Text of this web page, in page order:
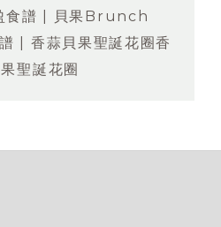
食譜 | 貝果Brunch
| 香蒜貝果聖誕花圈香
聖誕花圈